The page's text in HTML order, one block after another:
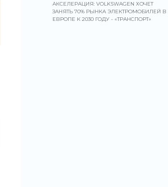
АКСЕЛЕРАЦИЯ: VOLKSWAGEN ХОЧЕТ
ЗАНЯТЬ 70% РЫНКА ЭЛЕКТРОМОБИЛЕЙ В
ЕВРОПЕ К 2030 ГОДУ - «ТРАНСПОРТ»